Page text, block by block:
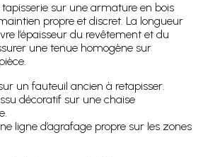
tapisserie sur une armature en bois
propre et discret. La longueur
l’épaisseur du revêtement et du
une tenue homogène sur
un fauteuil ancien à retapisser.
décoratif sur une chaise
ligne d’agrafage propre sur les zones